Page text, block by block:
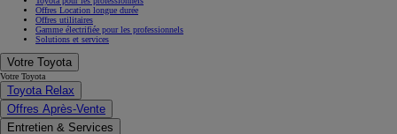
Offres Location longue durée
Offres utilitaires
Gamme électrifiée pour les professionnels
Solutions et services
Votre Toyota
Votre Toyota
Toyota Relax
Offres Après-Vente
Entretien & Services